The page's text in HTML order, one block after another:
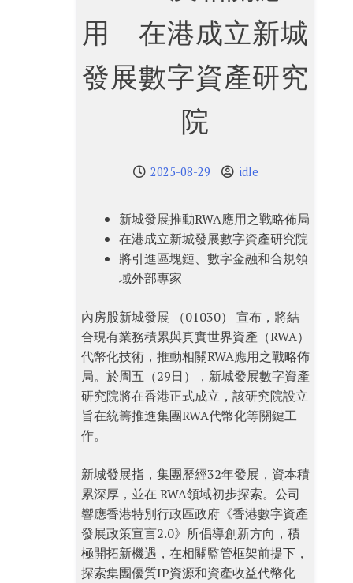
用 在港成立新城
發展數字資產研究
院
2025-08-29 idle
新城發展推動RWA應用之戰略佈局
在港成立新城發展數字資產研究院
將引進區塊鏈、數字金融和合規領
域外部專家
內房股新城發展 （01030） 宣布，將結
合現有業務積累與真實世界資產（RWA）
代幣化技術，推動相關RWA應用之戰略佈
局。於周五（29日），新城發展數字資產
研究院將在香港正式成立，該研究院設立
旨在統籌推進集團RWA代幣化等關鍵工
作。
新城發展指，集團歷經32年發展，資本積
累深厚，並在 RWA領域初步探索。公司
響應香港特別行政區政府《香港數字資產
發展政策宣言2.0》所倡導創新方向，積
極開拓新機遇，在相關監管框架前提下，
探索集團優質IP資源和資產收益代幣化